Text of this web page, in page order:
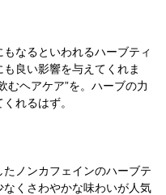
なるといわれるハーブティ
良い影響を与えてくれま
むヘアケア”を。ハーブの力
れるはず。
ノンカフェインのハーブテ
くさわやかな味わいが人気